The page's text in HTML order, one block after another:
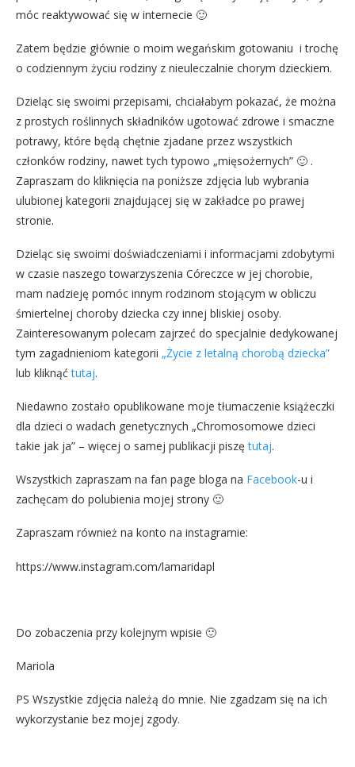
móc reaktywować się w internecie 🙂
Zatem będzie głównie o moim wegańskim gotowaniu i trochę
o codziennym życiu rodziny z nieuleczalnie chorym dzieckiem.
Dzieląc się swoimi przepisami, chciałabym pokazać, że można
z prostych roślinnych składników ugotować zdrowe i smaczne
potrawy, które będą chętnie zjadane przez wszystkich
członków rodziny, nawet tych typowo „mięsożernych” 🙂 .
Zapraszam do kliknięcia na poniższe zdjęcia lub wybrania
ulubionej kategorii znajdującej się w zakładce po prawej
stronie.
Dzieląc się swoimi doświadczeniami i informacjami zdobytymi
w czasie naszego towarzyszenia Córeczce w jej chorobie,
mam nadzieję pomóc innym rodzinom stojącym w obliczu
śmiertelnej choroby dziecka czy innej bliskiej osoby.
Zainteresowanym polecam zajrzeć do specjalnie dedykowanej
tym zagadnieniom kategorii „Życie z letalną chorobą dziecka”
lub kliknąćtutaj.
Niedawno zostało opublikowane moje tłumaczenie książeczki
dla dzieci o wadach genetycznych „Chromosomowe dzieci
takie jak ja” – więcej o samej publikacji piszętutaj.
Wszystkich zapraszam na fan page bloga na Facebook-u i
zachęcam do polubienia mojej strony 🙂
Zapraszam również na konto na instagramie:
https://www.instagram.com/lamaridapl
Do zobaczenia przy kolejnym wpisie 🙂
Mariola
PS Wszystkie zdjęcia należą do mnie. Nie zgadzam się na ich
wykorzystanie bez mojej zgody.